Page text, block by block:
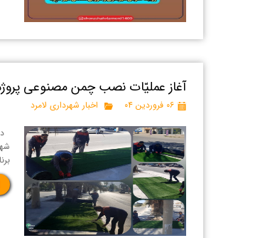
آغاز عملیّات نصب چمن مصنوعی پروژه ی بهسازی
۰۶ فروردین ۰۴ اخبار شهرداری لامرد